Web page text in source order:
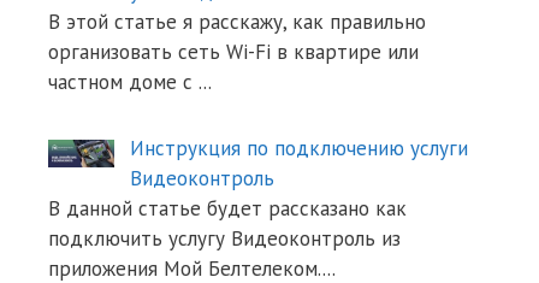
В этой статье я расскажу, как правильно
организовать сеть Wi-Fi в квартире или
частном доме с ...
Инструкция по подключению услуги
Видеоконтроль
В данной статье будет рассказано как
подключить услугу Видеоконтроль из
приложения Мой Белтелеком....